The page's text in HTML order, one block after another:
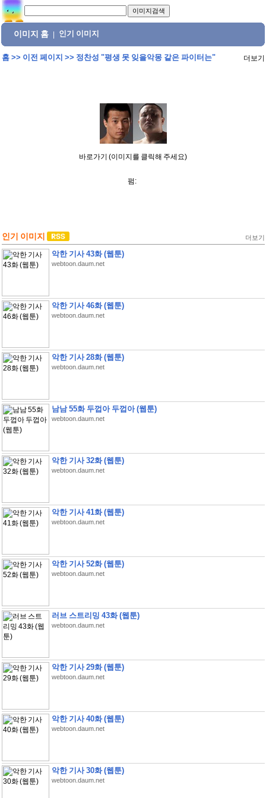
이미지 홈 인기 이미지
홈>> 이전 페이지 >> 정찬성 "평생 못 잊을악몽 같은 파이터는" 더보기
바로가기 (이미지를 클릭해 주세요)
펌:
인기 이미지 더보기
악한 기사 43화 (웹툰)
webtoon.daum.net
악한 기사 46화 (웹툰)
webtoon.daum.net
악한 기사 28화 (웹툰)
webtoon.daum.net
남남 55화 두껍아 두껍아 (웹툰)
webtoon.daum.net
악한 기사 32화 (웹툰)
webtoon.daum.net
악한 기사 41화 (웹툰)
webtoon.daum.net
악한 기사 52화 (웹툰)
webtoon.daum.net
러브 스트리밍 43화 (웹툰)
webtoon.daum.net
악한 기사 29화 (웹툰)
webtoon.daum.net
악한 기사 40화 (웹툰)
webtoon.daum.net
악한 기사 30화 (웹툰)
webtoon.daum.net